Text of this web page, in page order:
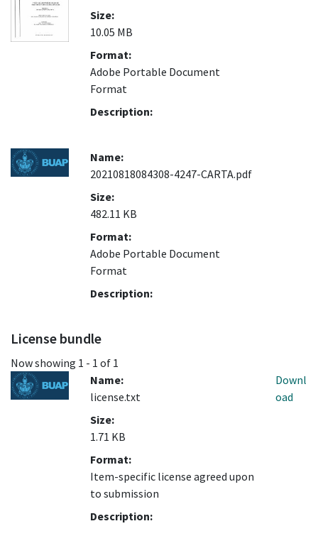
Size:
10.05 MB
Format:
Adobe Portable Document
Format
Description:
Name:
20210818084308-4247-CARTA.pdf
Size:
482.11 KB
Format:
Adobe Portable Document
Format
Description:
License bundle
Now showing 1 - 1 of 1
Name:
license.txt
Size:
1.71 KB
Format:
Item-specific license agreed upon
to submission
Description:
Downl
oad